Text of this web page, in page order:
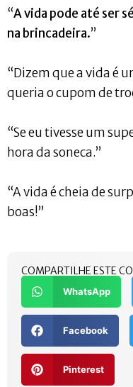
“A vida pode até ser
na brincadeira.”
“Dizem que a vida é
queria o cupom de
“Se eu tivesse um
hora da soneca.”
“A vida é cheia de
boas!”
COMPARTILHE ESTE
WhatsApp
Facebook
Pinterest